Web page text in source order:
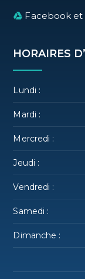
Facebook et
HORAIRES
Lundi :
Mardi :
Mercredi :
Jeudi :
Vendredi :
Samedi :
Dimanche :